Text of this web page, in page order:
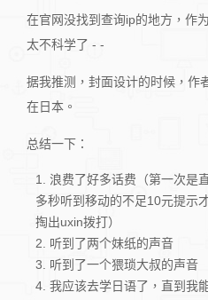
在官网没找到查询ip的地方，作
太不科学了 - -
据我推测，封面设计的时候，作
在日本。
总结一下：
浪费了好多话费（第一次是
多秒听到移动的不足10元提示
掏出uxin拨打）
听到了两个妹纸的声音
听到了一个猥琐大叔的声音
我应该去学日语了，直到我